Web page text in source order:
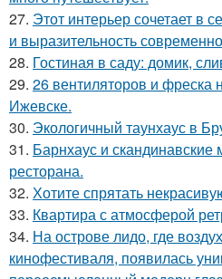
27. Этот интерьер сочетает в
и выразительность
28. Гостиная в саду: домик,
29. 26 вентиляторов и фреска
Ижевске.
30. Экологичный таунхаус в
31. Барнхаус и
ресторана.
32. Хотите спрятать
33. Квартира с атмосферой
34. На острове лидо, где
кинофестиваля, появилась